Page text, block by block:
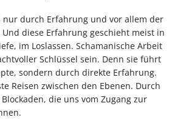
nur durch Erfahrung und vor allem der
diese Erfahrung geschieht meist in
im Loslassen. Schamanische Arbeit
Schlüssel sein. Denn sie führt
sondern durch direkte Erfahrung.
Reisen zwischen den Ebenen. Durch
die uns vom Zugang zur